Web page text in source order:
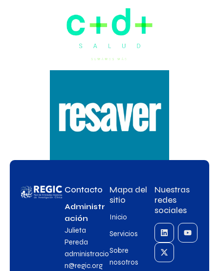
Contacto
Administr
ación
Julieta
Pereda
administracio
n@regic.org
Mapa del
sitio
Inicio
Servicios
Sobre
nosotros
Nuestras
redes
sociales